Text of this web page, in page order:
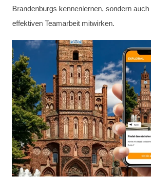
Brandenburgs kennenlernen, sondern auch
effektiven Teamarbeit mitwirken.